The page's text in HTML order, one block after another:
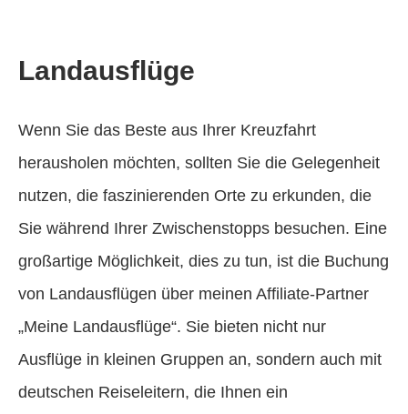
Landausflüge
Wenn Sie das Beste aus Ihrer Kreuzfahrt
herausholen möchten, sollten Sie die Gelegenheit
nutzen, die faszinierenden Orte zu erkunden, die
Sie während Ihrer Zwischenstopps besuchen. Eine
großartige Möglichkeit, dies zu tun, ist die Buchung
von Landausflügen über meinen Affiliate-Partner
„Meine Landausflüge“. Sie bieten nicht nur
Ausflüge in kleinen Gruppen an, sondern auch mit
deutschen Reiseleitern, die Ihnen ein